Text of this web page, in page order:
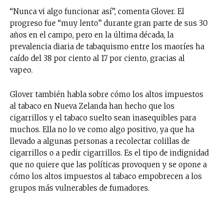
“Nunca vi algo funcionar así”, comenta Glover. El
progreso fue “muy lento” durante gran parte de sus 30
años en el campo, pero en la última década, la
prevalencia diaria de tabaquismo entre los maoríes ha
caído del 38 por ciento al 17 por ciento, gracias al
vapeo.
Glover también habla sobre cómo los altos impuestos
al tabaco en Nueva Zelanda han hecho que los
cigarrillos y el tabaco suelto sean inasequibles para
muchos. Ella no lo ve como algo positivo, ya que ha
llevado a algunas personas a recolectar colillas de
cigarrillos o a pedir cigarrillos. Es el tipo de indignidad
que no quiere que las políticas provoquen y se opone a
cómo los altos impuestos al tabaco empobrecen a los
grupos más vulnerables de fumadores.